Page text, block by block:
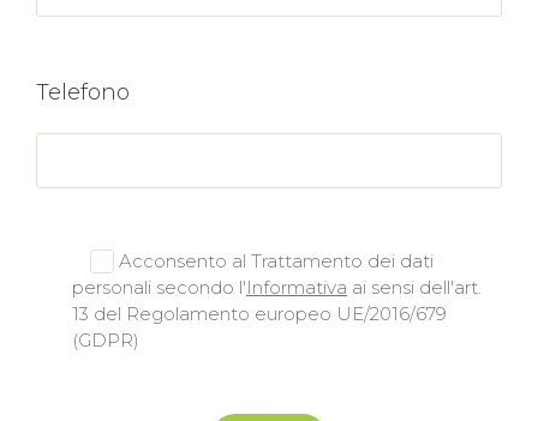
Telefono
Acconsento al Trattamento dei dati
personali secondo l'Informativa ai sensi dell'art.
13 del Regolamento europeo UE/2016/679
(GDPR)